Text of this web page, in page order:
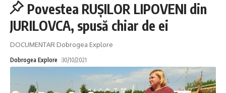
Povestea RUȘILOR LIPOVENI din
JURILOVCA, spusă chiar de ei
DOCUMENTAR Dobrogea Explore
Dobrogea Explore 30/10/2021